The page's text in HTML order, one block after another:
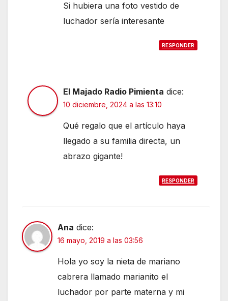
Si hubiera una foto vestido de
luchador sería interesante
RESPONDER
El Majado Radio Pimienta dice:
10 diciembre, 2024 a las 13:10
Qué regalo que el artículo haya
llegado a su familia directa, un
abrazo gigante!
RESPONDER
Ana dice:
16 mayo, 2019 a las 03:56
Hola yo soy la nieta de mariano
cabrera llamado marianito el
luchador por parte materna y mi